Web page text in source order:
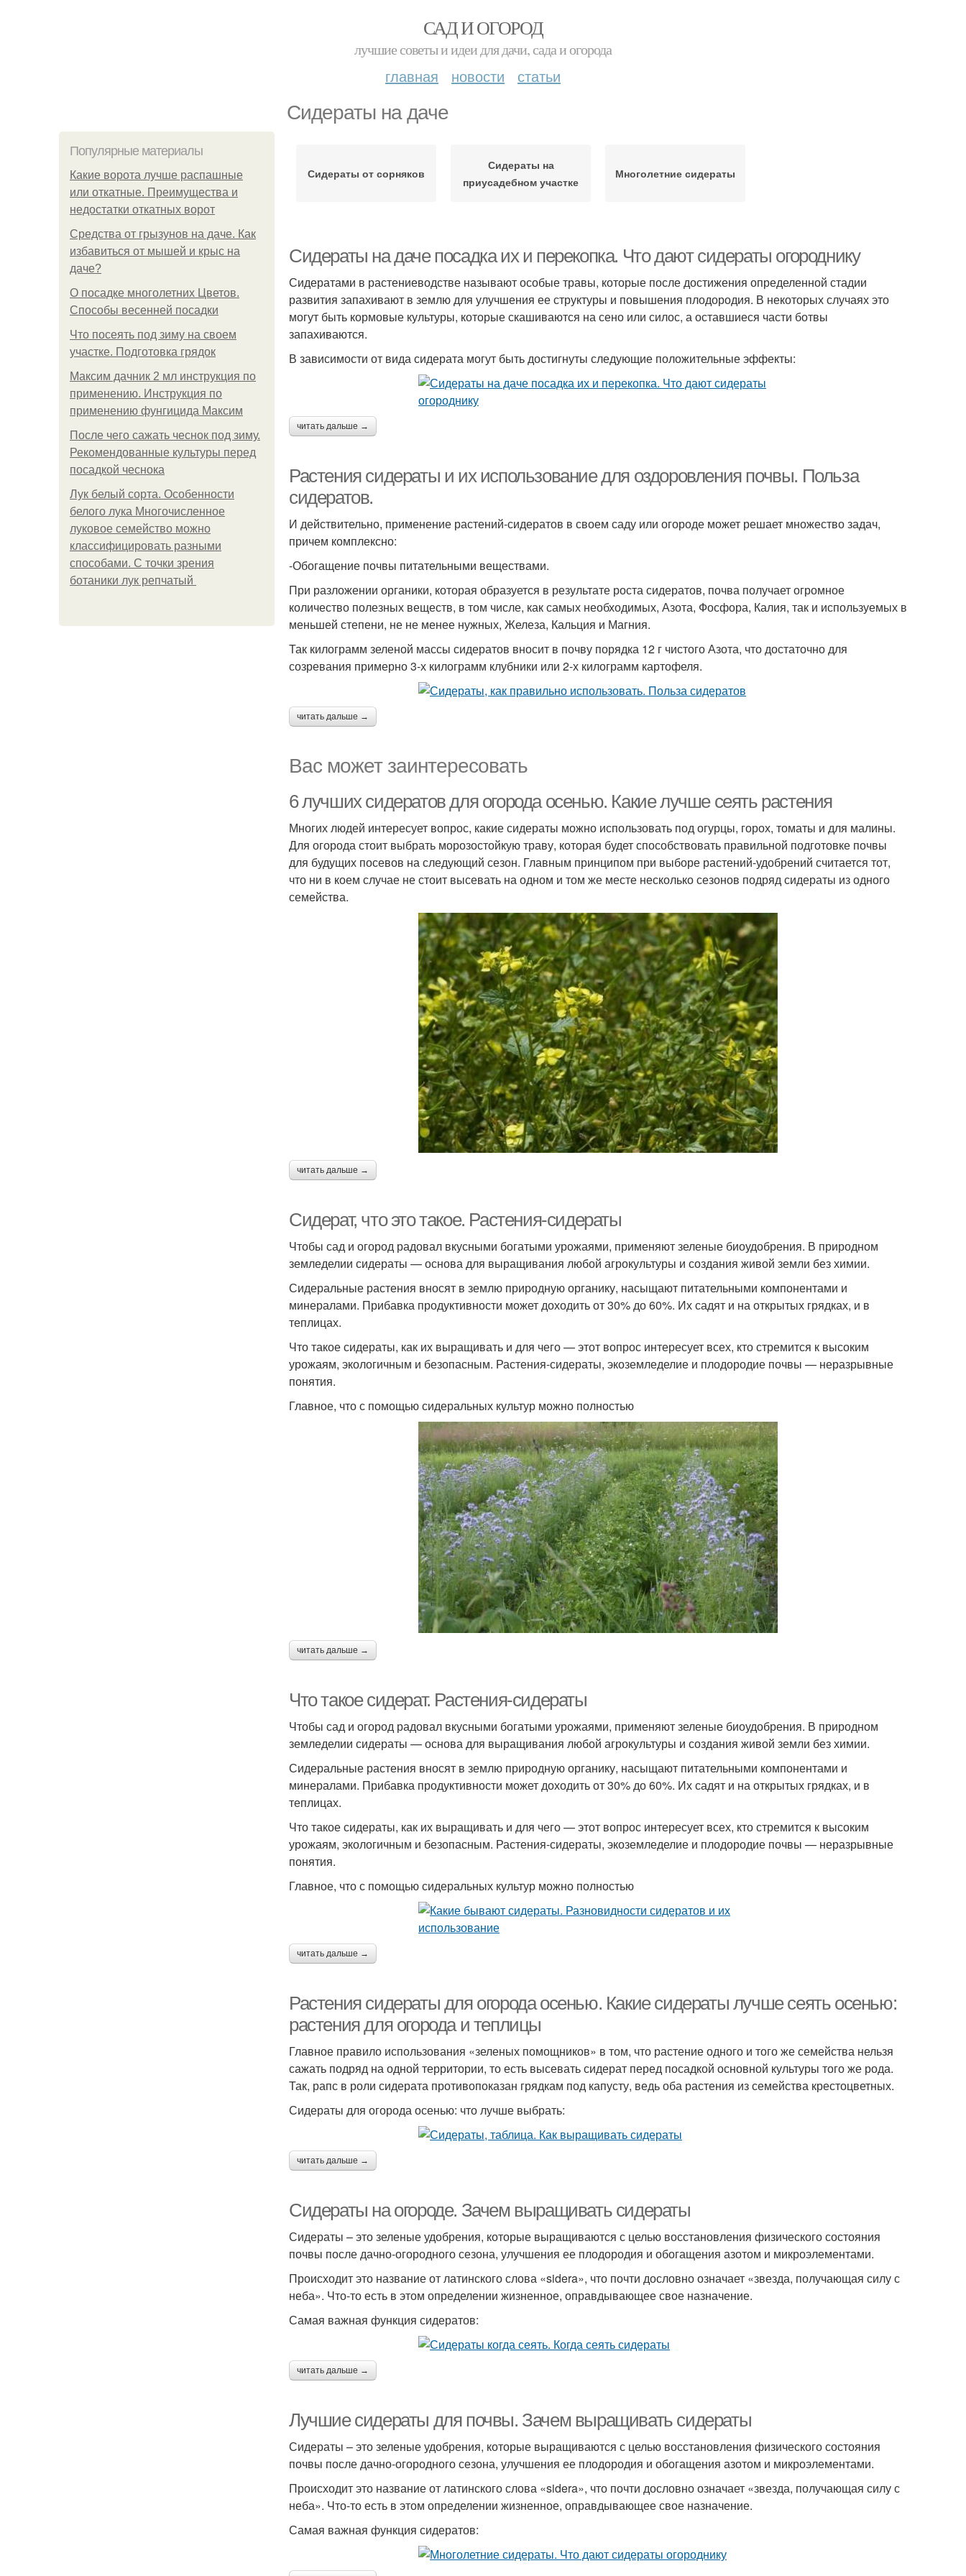
САД И ОГОРОД
лучшие советы и идеи для дачи, сада и огорода
главная новости статьи
Сидераты на даче
Популярные материалы
Какие ворота лучше распашные
или откатные. Преимущества и
недостатки откатных ворот
Средства от грызунов на даче. Как
избавиться от мышей и крыс на
даче?
О посадке многолетних Цветов.
Способы весенней посадки
Что посеять под зиму на своем
участке. Подготовка грядок
Максим дачник 2 мл инструкция по
применению. Инструкция по
применению фунгицида Максим
После чего сажать чеснок под зиму.
Рекомендованные культуры перед
посадкой чеснока
Лук белый сорта. Особенности
белого лука Многочисленное
луковое семейство можно
классифицировать разными
способами. С точки зрения
ботаники лук репчатый
Сидераты от сорняков
Сидераты на
приусадебном участке
Многолетние сидераты
Сидераты на даче посадка их и перекопка. Что дают сидераты огороднику
Сидератами в растениеводстве называют особые травы, которые после достижения определенной стадии
развития запахивают в землю для улучшения ее структуры и повышения плодородия. В некоторых случаях это
могут быть кормовые культуры, которые скашиваются на сено или силос, а оставшиеся части ботвы
запахиваются.
В зависимости от вида сидерата могут быть достигнуты следующие положительные эффекты:
читать дальше →
Растения сидераты и их использование для оздоровления почвы. Польза
сидератов.
И действительно, применение растений-сидератов в своем саду или огороде может решает множество задач,
причем комплексно:
-Обогащение почвы питательными веществами.
При разложении органики, которая образуется в результате роста сидератов, почва получает огромное
количество полезных веществ, в том числе, как самых необходимых, Азота, Фосфора, Калия, так и используемых в
меньшей степени, не не менее нужных, Железа, Кальция и Магния.
Так килограмм зеленой массы сидератов вносит в почву порядка 12 г чистого Азота, что достаточно для
созревания примерно 3-х килограмм клубники или 2-х килограмм картофеля.
читать дальше →
Вас может заинтересовать
6 лучших сидератов для огорода осенью. Какие лучше сеять растения
Многих людей интересует вопрос, какие сидераты можно использовать под огурцы, горох, томаты и для малины.
Для огорода стоит выбрать морозостойкую траву, которая будет способствовать правильной подготовке почвы
для будущих посевов на следующий сезон. Главным принципом при выборе растений-удобрений считается тот,
что ни в коем случае не стоит высевать на одном и том же месте несколько сезонов подряд сидераты из одного
семейства.
читать дальше →
Сидерат, что это такое. Растения-сидераты
Чтобы сад и огород радовал вкусными богатыми урожаями, применяют зеленые биоудобрения. В природном
земледелии сидераты — основа для выращивания любой агрокультуры и создания живой земли без химии.
Сидеральные растения вносят в землю природную органику, насыщают питательными компонентами и
минералами. Прибавка продуктивности может доходить от 30% до 60%. Их садят и на открытых грядках, и в
теплицах.
Что такое сидераты, как их выращивать и для чего — этот вопрос интересует всех, кто стремится к высоким
урожаям, экологичным и безопасным. Растения-сидераты, экоземледелие и плодородие почвы — неразрывные
понятия.
Главное, что с помощью сидеральных культур можно полностью
читать дальше →
Что такое сидерат. Растения-сидераты
Чтобы сад и огород радовал вкусными богатыми урожаями, применяют зеленые биоудобрения. В природном
земледелии сидераты — основа для выращивания любой агрокультуры и создания живой земли без химии.
Сидеральные растения вносят в землю природную органику, насыщают питательными компонентами и
минералами. Прибавка продуктивности может доходить от 30% до 60%. Их садят и на открытых грядках, и в
теплицах.
Что такое сидераты, как их выращивать и для чего — этот вопрос интересует всех, кто стремится к высоким
урожаям, экологичным и безопасным. Растения-сидераты, экоземледелие и плодородие почвы — неразрывные
понятия.
Главное, что с помощью сидеральных культур можно полностью
читать дальше →
Растения сидераты для огорода осенью. Какие сидераты лучше сеять осенью:
растения для огорода и теплицы
Главное правило использования «зеленых помощников» в том, что растение одного и того же семейства нельзя
сажать подряд на одной территории, то есть высевать сидерат перед посадкой основной культуры того же рода.
Так, рапс в роли сидерата противопоказан грядкам под капусту, ведь оба растения из семейства крестоцветных.
Сидераты для огорода осенью: что лучше выбрать:
читать дальше →
Сидераты на огороде. Зачем выращивать сидераты
Сидераты – это зеленые удобрения, которые выращиваются с целью восстановления физического состояния
почвы после дачно-огородного сезона, улучшения ее плодородия и обогащения азотом и микроэлементами.
Происходит это название от латинского слова «sidera», что почти дословно означает «звезда, получающая силу с
неба». Что-то есть в этом определении жизненное, оправдывающее свое назначение.
Самая важная функция сидератов:
читать дальше →
Лучшие сидераты для почвы. Зачем выращивать сидераты
Сидераты – это зеленые удобрения, которые выращиваются с целью восстановления физического состояния
почвы после дачно-огородного сезона, улучшения ее плодородия и обогащения азотом и микроэлементами.
Происходит это название от латинского слова «sidera», что почти дословно означает «звезда, получающая силу с
неба». Что-то есть в этом определении жизненное, оправдывающее свое назначение.
Самая важная функция сидератов: